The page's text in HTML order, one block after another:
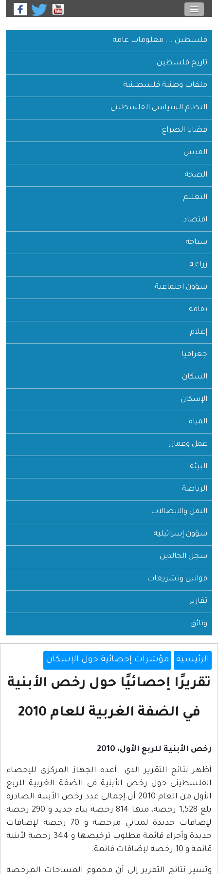
فلسطين ... معلومات عامة
تاريخ فلسطين
ملفات وطنية فلسطينية
النظام السياسي الفلسطيني
قضايا الصراع
القدس
الصحة
التعليم
اقتصاد
سياحة
زراعـة
شؤون اجتماعية
ثقافة
إعلام
جغرافيا
السكان
الإسكان
المياه
عمل وعمال
البيئة
الرياضة
النقل والاتصالات
شؤون إسرائيلية
سجل الخالدين
قوانين وتشريعات
تقارير
وثائق
الرئيسية مؤشرات إحصائية حول الإسكان
تقريرًا إحصائيًا حول رخص الأبنية
في الضفة الغربية للعام 2010
رخص الأبنية للربع الأول، 2010
أظهر نتائج التقرير الذي أعده الجهاز المركزي للإحصاء
الفلسطيني حول رخص الأبنية في الضفة الغربية للربع
الأول من العام 2010 أن إجمالي عدد رخص الأبنية الصادرة
بلغ 1,528 رخصة، منها 814 رخصة بناء جديد و 290 رخصة
لإضافات جديدة لمباني مرخصة و 70 رخصة لإضافات
جديدة وأجزاء قائمة مطلوب ترخيصها و 344 رخصة لأبنية
قائمة و 10 رخصة لإضافات قائمة.
وتشير نتائج التقرير إلى أن مجموع المساحات المرخصة